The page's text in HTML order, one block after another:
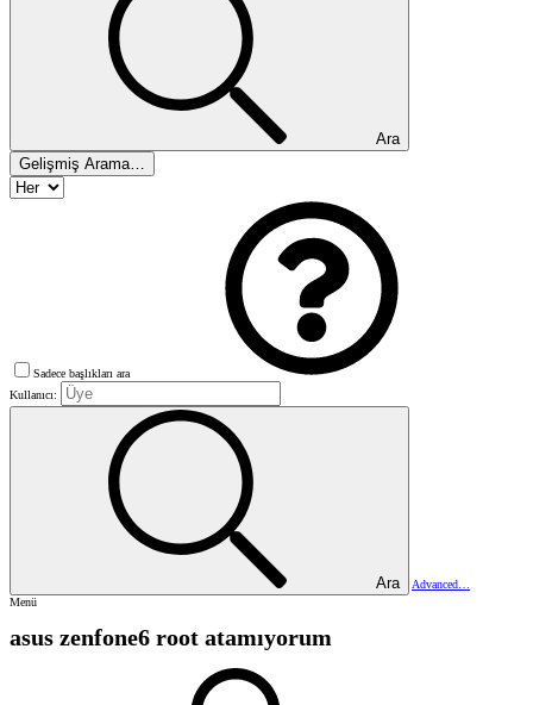
Ara
Gelişmiş Arama…
Sadece başlıkları ara
Kullanıcı:
Ara
Advanced…
Menü
asus zenfone6 root atamıyorum